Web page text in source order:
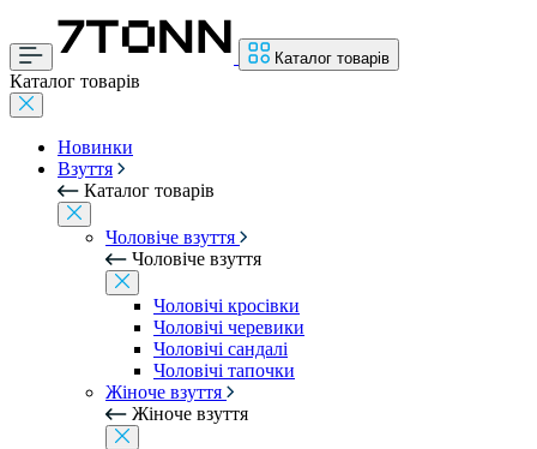
Каталог товарів
Каталог товарів
Новинки
Взуття
Каталог товарів
Чоловіче взуття
Чоловіче взуття
Чоловічі кросівки
Чоловічі черевики
Чоловічі сандалі
Чоловічі тапочки
Жіноче взуття
Жіноче взуття